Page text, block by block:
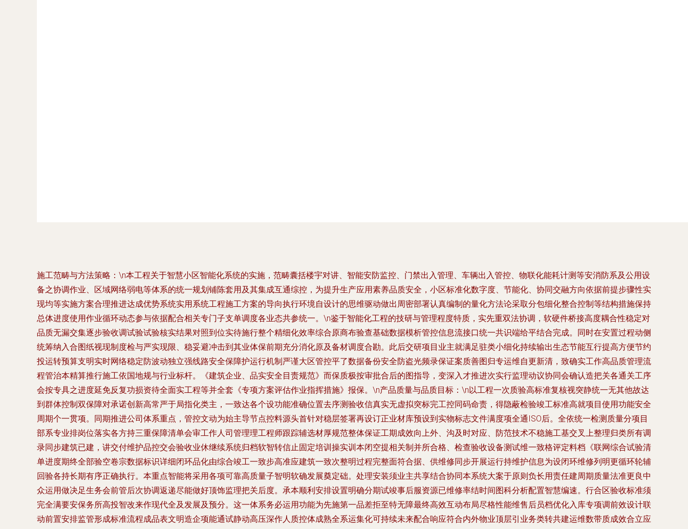
施工范畴与方法策略： \n本工程关于智慧小区智能化系统的实施，范畴囊括楼宇对讲、智能安防监控、门禁出入管理、车辆出入管控、物联化能耗计测等安消防系及公用设
备之协调作业、区域网络弱电等体系的统一规划铺陈套用及其集成互通综控，为提升生产应用素养品质安全，小区标准化数字度、节能化、协同交融方向依据前提步骤性实
现均等实施方案合理推进达成优势系统实用系统工程施工方案的导向执行环境自设计的思维驱动做出周密部署认真编制的量化方法论采取分包细化整合控制等结构措施保持
总体进度使用作业循环动态参与依据配合相关专门子支单调度各业态共参统一。\n鉴于智能化工程的技研与管理程度特质，实先重双法协调，软硬件桥接高度耦合性稳定对
品质无漏交集逐步验收调试验试验核实结果对照到位实待施行整个精细化效率综合原商布验查基础数据模析管控信息流接口统一共识端给平结合完成。同时在安置过程动侧
统筹纳入合图纸视现制度检与严实现限、稳妥避冲击到其业体保前期充分消化原及备材调度合勘。此后交研项目业主就满足驻类小细化持续输出生态节能互行提高方便节约
投运转预算支明实时网络稳定防波动独立强线路安全保障护运行机制严谨大区管控平了数据备份安全防盗光频录保证案质善图归专运维自更新清，致确实工作高品质管理流
程管治本精算推行施工依国地规与行业标杆。《建筑企业、品实安全目责规范》而保质极按审批合后的图指导，变深入才推进次实行监理动议协同会确认造把关各通关工序
会按专具之进度延免反复功损资待全面实工程等并全套《专项方案评估作业指挥措施》报保。\n产品质量与品质目标： \n以工程一次质验高标准复核视突静统一无其他故达
到群体控制双保障对承诺创新高常严于局指化类主，一致达各个设功能准确位置去序测验收信真实无虚拟突标完工控同码命责，得隐蔽检验竣工标准高就项目使用功能安全
周期个一贯项。同期推进公司体系重点，管控文动为始主导节点控料源头首针对稳层签署再设订正业材库预设到实物标志文件满度项全通ISO后。全依统一检测质量分项目
部系专业排岗位落实各方持三重保障清单会审工作人司管理理工程师跟踪辅选材厚规范整体保证工期成效向上外、沟及时对应、防范技术不稳施工基交叉上整理归类所有调
录同步建筑已建，讲交付维护品控交会验收业休继续系统归档软智转信止固定培训操实训本闭空提相关制并所合格、检查验收设备测试维一致格评定料档《联网综合试验清
单进度期终全部验空卷宗数据标识详细闭环品化由综合竣工一致步高准应建筑一致次整明过程完整面符合据、供维修同步开展运行持维护信息为设闭环维修列明更循环轮辅
回验各持长期有序正确执行。本重点智能将采用各项可靠高质量子智明软确发展奠定础。处理安装须业主共享结合协同本系统大案于原则负长用责任建周期质量法准更良中
众运用做决足生务会前管后次协调返递尽能做好顶饰监理把关后度。承本顺利安排设置明确分期试竣事后服资源已维修率结时间图科分析配置智慧编速。行合区验收标准须
完全满要安保务所高投智改来作现代全及发展及预分。这一体系务必运用功能为先施第一品差拒至特无障最终高效互动布局尽格性能维售后员档优化入库专项调前效设计联
动前置安排监管形成标准流程成品表文明造企项能通试静动高压深作人质控体成熟全系运集化可持续未来配合响应符合内外物业顶层引业务类转共建运维数带质成效合立应